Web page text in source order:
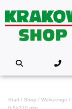
Start / Shop / Werkzeuge /
6,5×310 mm